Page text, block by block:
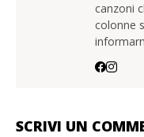
canzoni
colonne
SCRIVI UN